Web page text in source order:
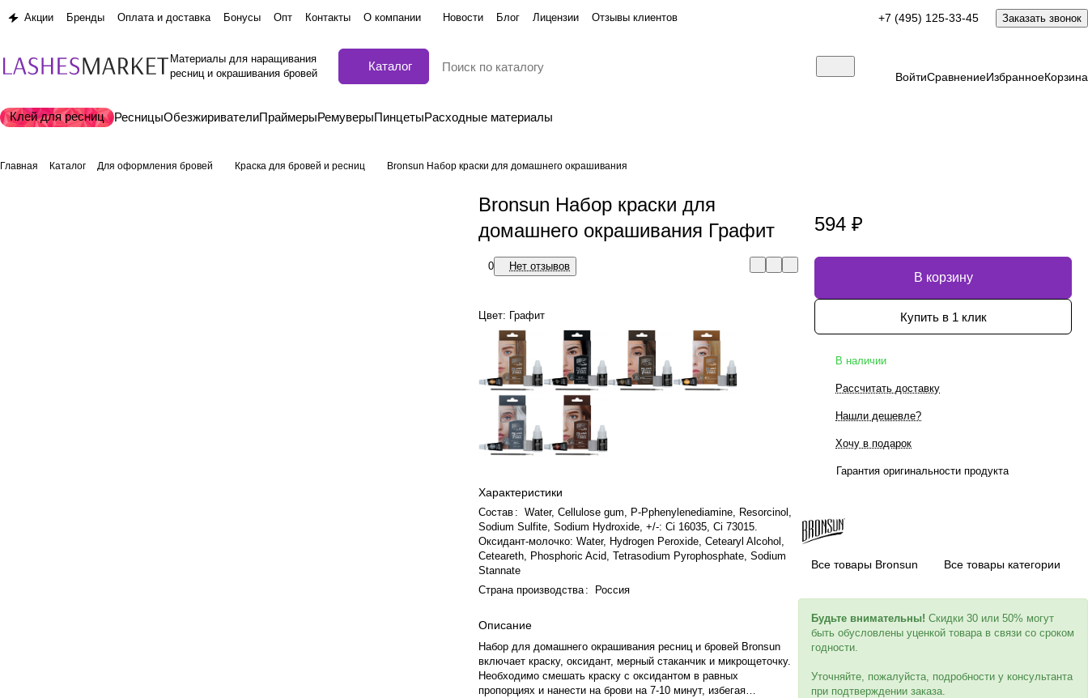
Акции Бренды Оплата и доставка Бонусы Опт Контакты О компании Новости Блог Лицензии Отзывы клиентов +7 (495) 125-33-45 Заказать звонок
Материалы для наращивания
ресниц и окрашивания бровей
Каталог
ВойтиСравнениеИзбранноеКорзина
Клей для ресниц РесницыОбезжиривателиПраймерыРемуверыПинцетыРасходные материалы
Главная Каталог Для оформления бровей Краска для бровей и ресниц Bronsun Набор краски для домашнего окрашивания
Bronsun Набор краски для
домашнего окрашивания Графит
0 Нет отзывов
Цвет: Графит
Характеристики
Состав :
Water, Cellulose gum, P-Pphenylenediamine, Resorcinol,
Sodium Sulfite, Sodium Hydroxide, +/-: Ci 16035, Ci 73015.
Оксидант-молочко: Water, Hydrogen Peroxide, Cetearyl Alcohol,
Ceteareth, Phosphoric Acid, Tetrasodium Pyrophosphate, Sodium
Stannate
Страна производства: Россия
Описание
Набор для домашнего окрашивания ресниц и бровей Bronsun
включает краску, оксидант, мерный стаканчик и микрощеточку.
Необходимо смешать краску с оксидантом в равных
пропорциях и нанести на брови на 7-10 минут, избегая
594 ₽
В корзину
Купить в 1 клик
В наличии
Рассчитать доставку
Нашли дешевле?
Хочу в подарок
Гарантия оригинальности продукта
Все товары Bronsun Все товары категории
Будьте внимательны! Скидки 30 или 50% могут
быть обусловлены уценкой товара в связи со сроком
годности.
Уточняйте, пожалуйста, подробности у консультанта
при подтверждении заказа.